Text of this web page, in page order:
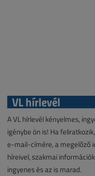
VL hírlevél
A VL hírlevél kényelmes,
igénybe ön is! Ha
e-mail-címére, a megelőző
híreivel, szakmai
ingyenes és az is marad.